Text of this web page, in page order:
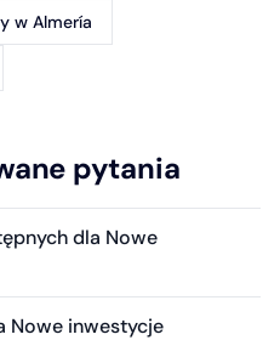
w Almería
pytania
dla Nowe
Nowe inwestycje